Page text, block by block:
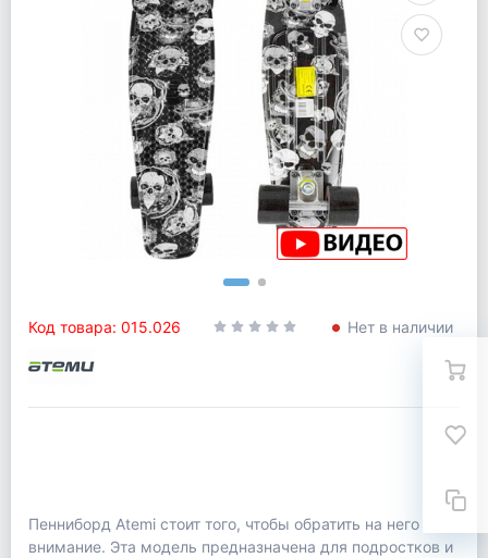
Код товара: 015.026 Нет в наличии
Пенниборд Atemi стоит того, чтобы обратить на него
внимание. Эта модель предназначена для подростков и